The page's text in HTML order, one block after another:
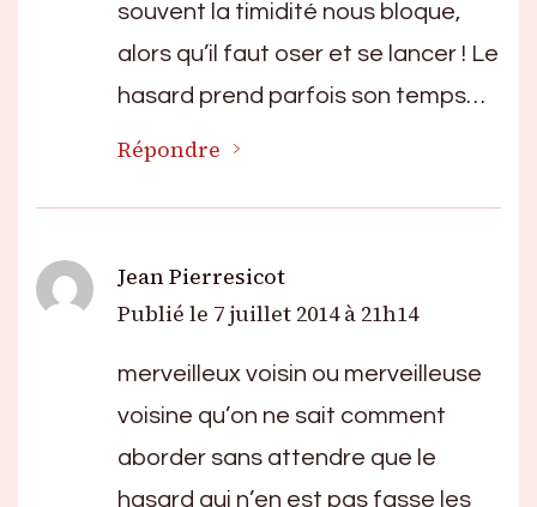
souvent la timidité nous bloque,
alors qu’il faut oser et se lancer ! Le
hasard prend parfois son temps…
Répondre
Jean Pierresicot
Publié le 7 juillet 2014 à 21h14
merveilleux voisin ou merveilleuse
voisine qu’on ne sait comment
aborder sans attendre que le
hasard qui n’en est pas fasse les